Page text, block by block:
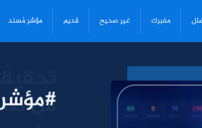
مفبرك غير صحيح قديم مؤشر مُسند